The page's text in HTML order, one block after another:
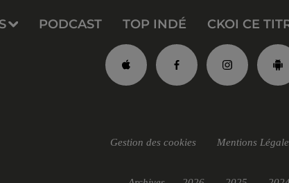
PODCAST TOP INDÉ CKOI CE
Gestion des cookies Mentions